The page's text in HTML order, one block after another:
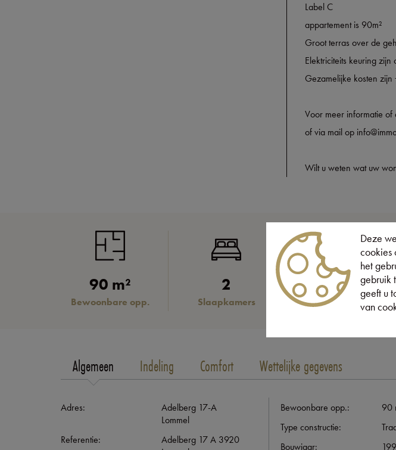
Label C
appartement is 90m²
Groot terras over de
Elektriciteits keuring zijn
Gezamelijke kosten
Voor meer informatie
of via mail op
Wilt u weten wat uw
90 m²
Bewoonbare opp.
2
Slaapkamers Lift
Algemeen Indeling Comfort Wettelijke gegevens
Adres:
Adelberg 17-A
Lommel
Referentie:
Adelberg 17 A 3920
Bewoonbare opp.:
90
Type constructie:
Bouwjaar:
Deze
cookies
het
gebruik
geeft u
van